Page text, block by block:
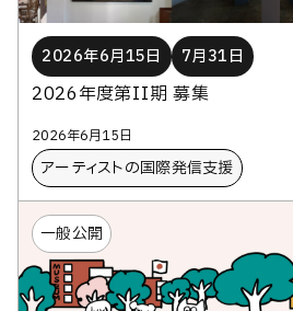
2026年度第II期 募集
2026年6月15日 7月31日
2026年6月15日
アーティストの​国際発信支援
一般公開